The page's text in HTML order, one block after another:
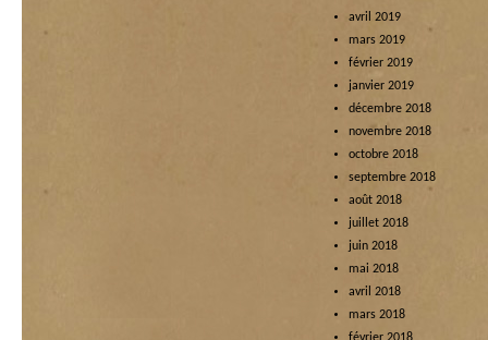
avril 2019
mars 2019
février 2019
janvier 2019
décembre 2018
novembre 2018
octobre 2018
septembre 2018
août 2018
juillet 2018
juin 2018
mai 2018
avril 2018
mars 2018